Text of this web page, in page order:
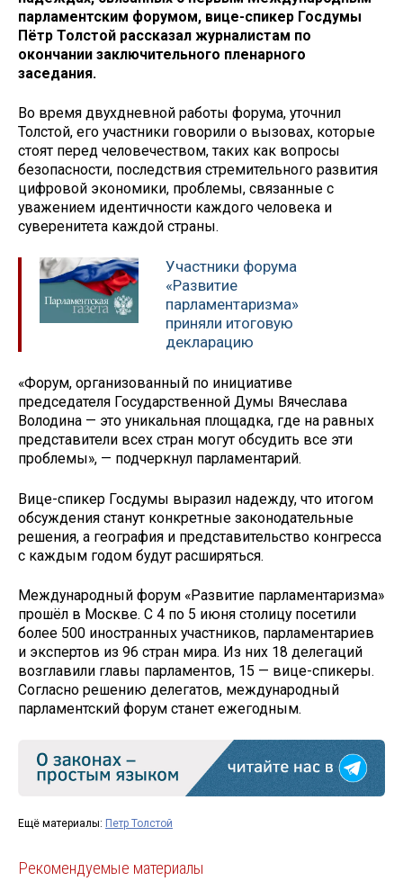
парламентским форумом, вице-спикер Госдумы
Пётр Толстой рассказал журналистам по
окончании заключительного пленарного
заседания.
Во время двухдневной работы форума, уточнил
Толстой, его участники говорили о вызовах, которые
стоят перед человечеством, таких как вопросы
безопасности, последствия стремительного развития
цифровой экономики, проблемы, связанные с
уважением идентичности каждого человека и
суверенитета каждой страны.
Участники форума
«Развитие
парламентаризма»
приняли итоговую
декларацию
«Форум, организованный по инициативе
председателя Государственной Думы Вячеслава
Володина — это уникальная площадка, где на равных
представители всех стран могут обсудить все эти
проблемы», — подчеркнул парламентарий.
Вице-спикер Госдумы выразил надежду, что итогом
обсуждения станут конкретные законодательные
решения, а география и представительство конгресса
с каждым годом будут расширяться.
Международный форум «Развитие парламентаризма»
прошёл в Москве. С 4 по 5 июня столицу посетили
более 500 иностранных участников, парламентариев
и экспертов из 96 стран мира. Из них 18 делегаций
возглавили главы парламентов, 15 — вице-спикеры.
Согласно решению делегатов, международный
парламентский форум станет ежегодным.
Ещё материалы: Петр Толстой
Рекомендуемые материалы